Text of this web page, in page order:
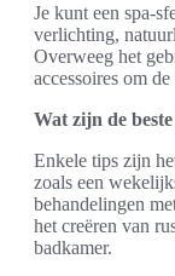
Je kunt een spa-
verlichting,
Overweeg het
accessoires om
Wat zijn de
Enkele tips zijn
zoals een
behandelingen
het creëren van
badkamer.